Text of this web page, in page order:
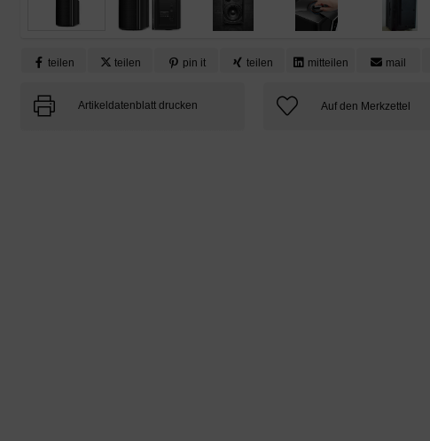
teilen teilen pin it teilen mitteilen mail
Artikeldatenblatt drucken